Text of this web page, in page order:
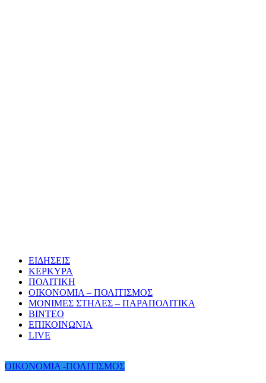
ΕΙΔΗΣΕΙΣ
ΚΕΡΚΥΡΑ
ΠΟΛΙΤΙΚΗ
ΟΙΚΟΝΟΜΙΑ – ΠΟΛΙΤΙΣΜΟΣ
ΜΟΝΙΜΕΣ ΣΤΗΛΕΣ – ΠΑΡΑΠΟΛΙΤΙΚΑ
ΒΙΝΤΕΟ
ΕΠΙΚΟΙΝΩΝΙΑ
LIVE
ΟΙΚΟΝΟΜΙΑ -ΠΟΛΙΤΙΣΜΟΣ